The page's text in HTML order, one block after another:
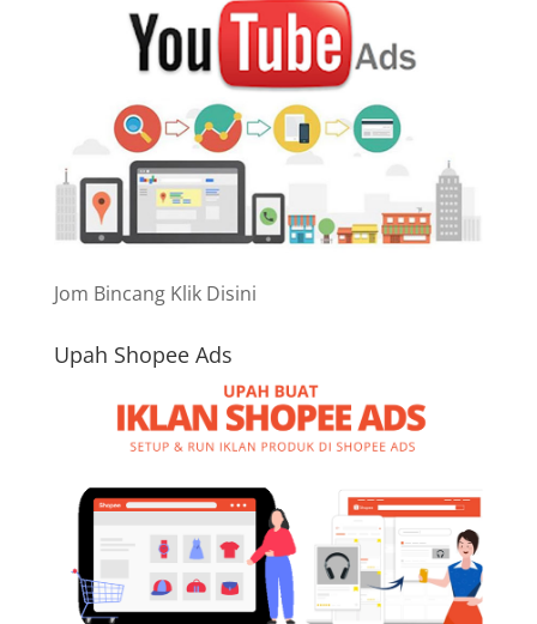
Jom Bincang Klik Disini
Upah Shopee Ads